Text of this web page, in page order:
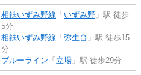
相鉄いずみ野線 「 いずみ野 」駅 徒歩
5分
相鉄いずみ野線 「 弥生台 」駅 徒歩15
分
ブルーライン 「 立場 」駅 徒歩29分